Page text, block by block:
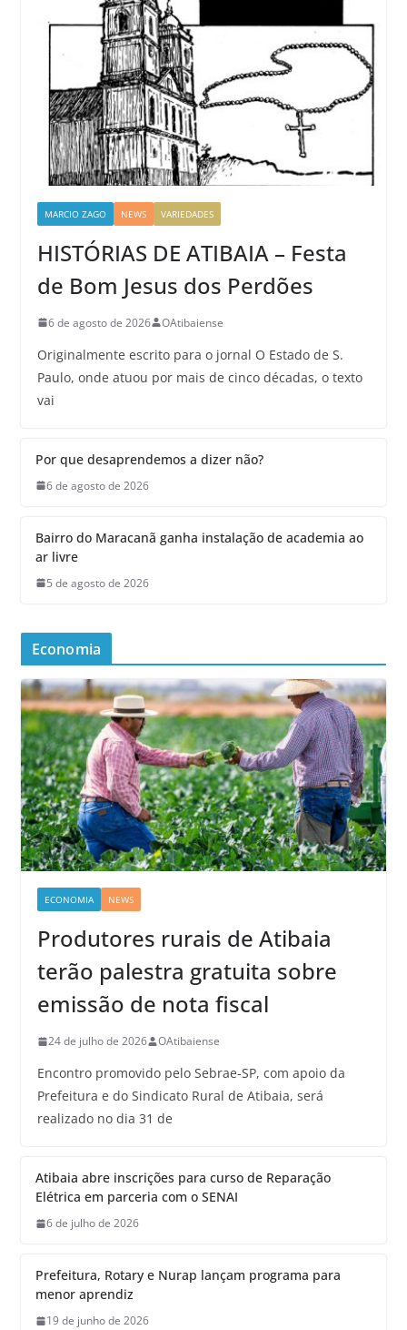
MARCIO ZAGO NEWS VARIEDADES
HISTÓRIAS DE ATIBAIA – Festa
de Bom Jesus dos Perdões
6 de agosto de 2026 OAtibaiense
Originalmente escrito para o jornal O Estado de S.
Paulo, onde atuou por mais de cinco décadas, o texto
vai
Por que desaprendemos a dizer não?
6 de agosto de 2026
Bairro do Maracanã ganha instalação de academia ao
ar livre
5 de agosto de 2026
Economia
ECONOMIA NEWS
Produtores rurais de Atibaia
terão palestra gratuita sobre
emissão de nota fiscal
24 de julho de 2026 OAtibaiense
Encontro promovido pelo Sebrae-SP, com apoio da
Prefeitura e do Sindicato Rural de Atibaia, será
realizado no dia 31 de
Atibaia abre inscrições para curso de Reparação
Elétrica em parceria com o SENAI
6 de julho de 2026
Prefeitura, Rotary e Nurap lançam programa para
menor aprendiz
19 de junho de 2026